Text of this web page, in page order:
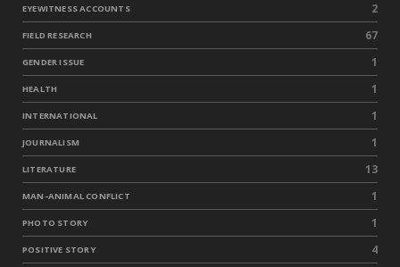
EYEWITNESS ACCOUNTS 2
FIELD RESEARCH 67
GENDER ISSUE 1
HEALTH 1
INTERNATIONAL 1
JOURNALISM 1
LITERATURE 13
MAN-ANIMAL CONFLICT 1
PHOTO STORY 1
POSITIVE STORY 4